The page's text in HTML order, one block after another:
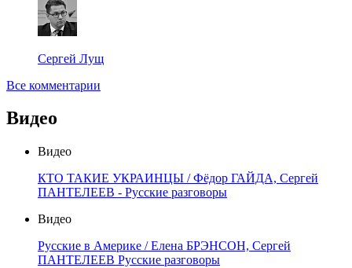
Сергей Лущ
Все комментарии
Видео
Видео
КТО ТАКИЕ УКРАИНЦЫ / Фёдор ГАЙДА, Сергей
ПАНТЕЛЕЕВ - Русские разговоры
Видео
Русские в Америке / Елена БРЭНСОН, Сергей
ПАНТЕЛЕЕВ Русские разговоры